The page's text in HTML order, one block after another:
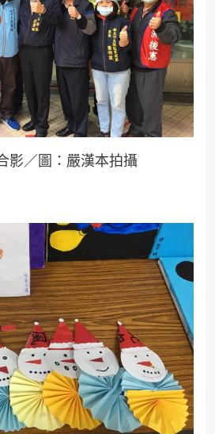
影／圖：嚴漢本拍攝